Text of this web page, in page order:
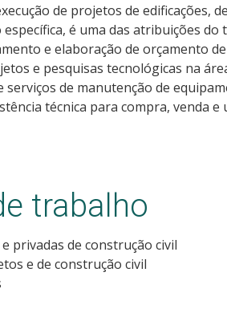
de projetos de edificações,
é uma das atribuições do
e elaboração de orçamento
e pesquisas tecnológicas na
serviços de manutenção de
técnica para compra, venda
trabalho
privadas de construção civil
e de construção civil